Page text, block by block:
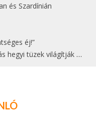
és Szardínián
éj!”
világítják meg Zugspitzét